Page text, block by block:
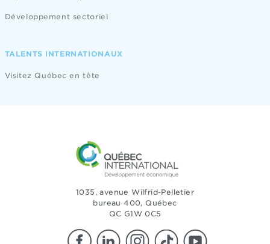
Développement sectoriel
TALENTS INTERNATIONAUX
Visitez Québec en tête
1035, avenue Wilfrid-Pelletier
bureau 400, Québec
QC G1W 0C5